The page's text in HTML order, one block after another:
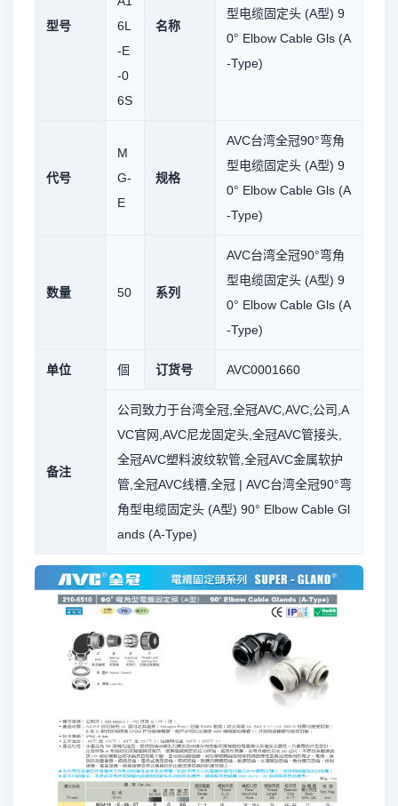
型号
6L
-E
-0
6S
名称
型电缆固定头 (A型) 9
0° Elbow Cable Gls (A
-Type)
代号
M
G-
E
规格
AVC台湾全冠90°弯角
型电缆固定头 (A型) 9
0° Elbow Cable Gls (A
-Type)
数量 50 系列
AVC台湾全冠90°弯角
型电缆固定头 (A型) 9
0° Elbow Cable Gls (A
-Type)
单位 個 订货号 AVC0001660
备注
公司致力于台湾全冠,全冠AVC,AVC,公司,A
VC官网,AVC尼龙固定头,全冠AVC管接头,
全冠AVC塑料波纹软管,全冠AVC金属软护
管,全冠AVC线槽,全冠 | AVC台湾全冠90°弯
角型电缆固定头 (A型) 90° Elbow Cable Gl
ands (A-Type)